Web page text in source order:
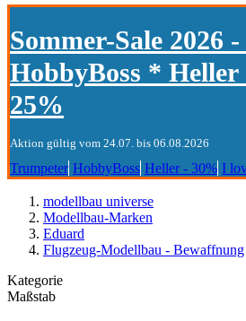
Sommer-Sale 2026
HobbyBoss *
25%
Aktion gültig vom 24.07. bis 06.08.2026
Trumpeter HobbyBoss Heller - 30% I
modellbau universe
Modellbau-Marken
Eduard
Flugzeug-Modellbau - Bewaffnung
Kategorie
Maßstab